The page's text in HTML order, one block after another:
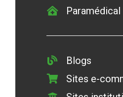
Paramédical
Blogs
Sites e-